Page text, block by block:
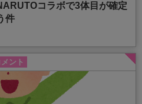
コラボで3体目が確定
件
ント